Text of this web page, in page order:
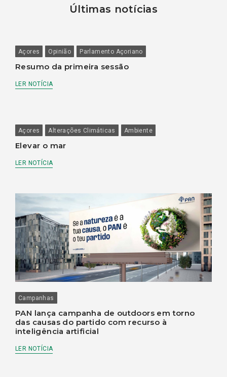
Últimas notícias
Açores Opinião Parlamento Açoriano
Resumo da primeira sessão
LER NOTÍCIA
Açores Alterações Climáticas Ambiente
Elevar o mar
LER NOTÍCIA
Campanhas
PAN lança campanha de outdoors em torno
das causas do partido com recurso à
inteligência artificial
LER NOTÍCIA